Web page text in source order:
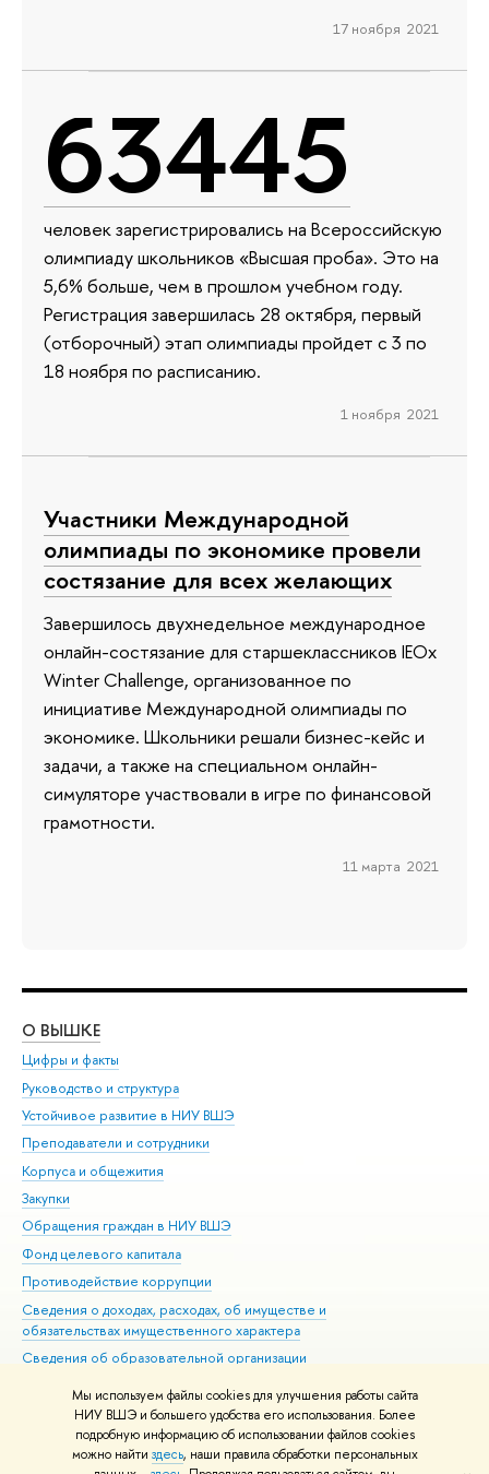
Мы используем файлы cookies для улучшения работы сайта
НИУ ВШЭ и большего удобства его использования. Более
подробную информацию об использовании файлов cookies
можно найти здесь, наши правила обработки персональных
17 ноября 2021
63445
человек зарегистрировались на Всероссийскую
олимпиаду школьников «Высшая проба». Это на
5,6% больше, чем в прошлом учебном году.
Регистрация завершилась 28 октября, первый
(отборочный) этап олимпиады пройдет с 3 по
18 ноября по расписанию.
1 ноября 2021
Участники Международной
олимпиады по экономике провели
состязание для всех желающих
Завершилось двухнедельное международное
онлайн-состязание для старшеклассников IEOx
Winter Challenge, организованное по
инициативе Международной олимпиады по
экономике. Школьники решали бизнес-кейс и
задачи, а также на специальном онлайн-
симуляторе участвовали в игре по финансовой
грамотности.
11 марта 2021
О ВЫШКЕ
Цифры и факты
Руководство и структура
Устойчивое развитие в НИУ ВШЭ
Преподаватели и сотрудники
Корпуса и общежития
Закупки
Обращения граждан в НИУ ВШЭ
Фонд целевого капитала
Противодействие коррупции
Сведения о доходах, расходах, об имуществе и
обязательствах имущественного характера
Сведения об образовательной организации
Людям с ограниченными возможностями здоровья
Единая платежная страница
Работа в Вышке